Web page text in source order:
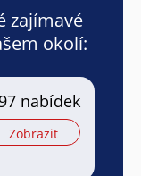
zajímavé
okolí:
97 nabídek
Zobrazit